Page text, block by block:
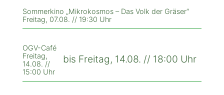
Sommerkino „Mikrokosmos – Das Volk der Gräser“
Freitag, 07.08. // 19:30 Uhr
OGV-Café
Freitag,
14.08. //
15:00 Uhr
bis Freitag, 14.08. // 18:00 Uhr